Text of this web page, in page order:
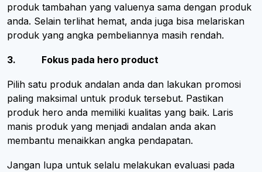
produk tambahan yang valuenya sama dengan produk
anda. Selain terlihat hemat, anda juga bisa melariskan
produk yang angka pembeliannya masih rendah.
3. Fokus pada hero product
Pilih satu produk andalan anda dan lakukan promosi
paling maksimal untuk produk tersebut. Pastikan
produk hero anda memiliki kualitas yang baik. Laris
manis produk yang menjadi andalan anda akan
membantu menaikkan angka pendapatan.
Jangan lupa untuk selalu melakukan evaluasi pada